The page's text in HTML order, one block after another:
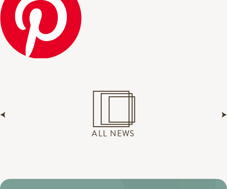
ALL NEWS